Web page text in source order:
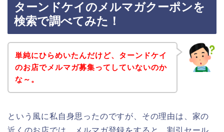
ターンドケイのメルマガクーポンを
検索で調べてみた！
単純にひらめいたんだけど、ターンドケイ
のお店でメルマガ募集ってしていないのか
な～。
という風に私自身思ったのですが、その理由は、家の
近くのお店では、メルマガ登録をすると、割引セール